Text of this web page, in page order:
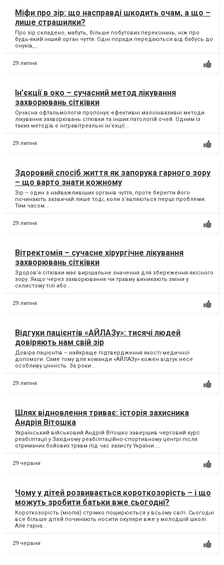
Міфи про зір: що насправді шкодить очам, а що –
лише страшилки?
Про зір складено, мабуть, більше побутових переконань, ніж про
будь-який інший орган чуття. Одні поради передаються від бабусь до
онуків,...
29 липня
Ін’єкції в око – сучасний метод лікування
захворювань сітківки
Сучасна офтальмологія пропонує ефективні малоінвазивні методи
лікування захворювань сітківки та інших патологій очей. Одним із
таких методів є інтравітреальні ін’єкції...
29 липня
Здоровий спосіб життя як запорука гарного зору
– що варто знати кожному
Зір – один з найважливіших органів чуття, проте берегти його
починають зазвичай лише тоді, коли з’являються перші проблеми.
Тим часом...
29 липня
Вітректомія – сучасне хірургічне лікування
захворювань сітківки
Здоров’я сітківки має вирішальне значення для збереження якісного
зору. Якщо через захворювання чи травму виникають зміни у
склистому тілі або...
29 липня
Відгуки пацієнтів «АЙЛАЗу»: тисячі людей
довіряють нам свій зір
Довіра пацієнтів – найкраще підтвердження якості медичної
допомоги. Саме тому для команди «АЙЛАЗу» кожен відгук несе
особливу цінність. За роки...
29 липня
Шлях відновлення триває: історія захисника
Андрія Вітошка
Український військовий Андрій Вітошко завершив черговий курс
реабілітації у Західному реабілітаційно-спортивному центрі після
отриманих бойових травм під час захисту України....
29 червня
Чому у дітей розвивається короткозорість – і що
можуть зробити батьки вже сьогодні?
Короткозорість (міопія) стрімко поширюється у всьому світі. Сьогодні
все більше дітей починають носити окуляри вже у молодшій школі.
Але гарна...
29 червня